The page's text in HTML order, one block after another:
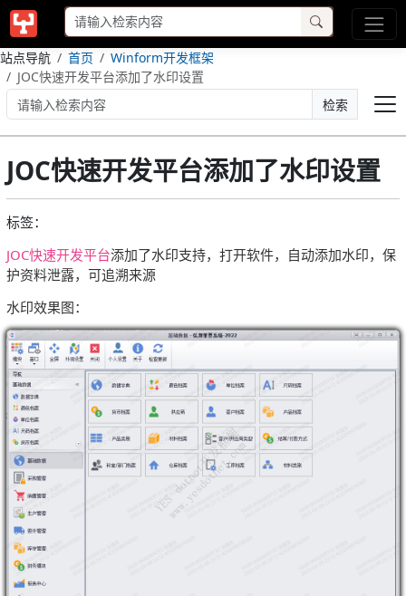
站点导航 首页
Winform开发框架
JOC快速开发平台添加了水印设置
检索
JOC快速开发平台添加了水印设置
标签：
JOC快速开发平台添加了水印支持，打开软件，自动添加水印，保
护资料泄露，可追溯来源
水印效果图：